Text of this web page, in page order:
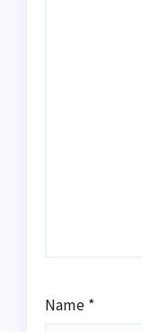
Name *